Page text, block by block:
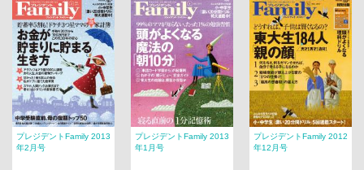
プレジデントFamily 2013
年2月号
プレジデントFamily 2013
年1月号
プレジデントFamily 2012
年12月号